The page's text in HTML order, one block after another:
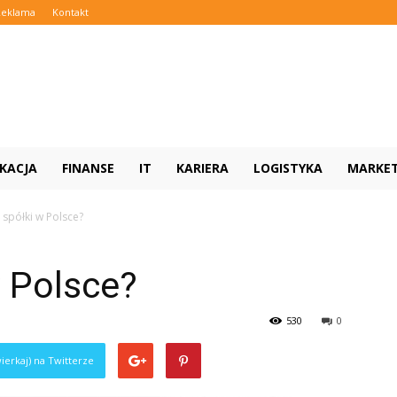
Kontakt
FINANSE IT KARIERA LOGISTYKA
spółki w Polsce?
Polsce?
0
530
na Twitterze